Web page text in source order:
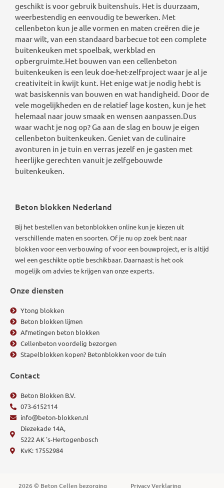
geschikt is voor gebruik buitenshuis. Het is duurzaam,
weerbestendig en eenvoudig te bewerken. Met
cellenbeton kun je alle vormen en maten creëren die je
maar wilt, van een standaard barbecue tot een complete
buitenkeuken met spoelbak, werkblad en
opbergruimte.Het bouwen van een cellenbeton
buitenkeuken is een leuk doe-het-zelfproject waar je al je
creativiteit in kwijt kunt. Het enige wat je nodig hebt is
wat basiskennis van bouwen en wat handigheid. Door de
vele mogelijkheden en de relatief lage kosten, kun je het
helemaal naar jouw smaak en wensen aanpassen.Dus
waar wacht je nog op? Ga aan de slag en bouw je eigen
cellenbeton buitenkeuken. Geniet van de culinaire
avonturen in je tuin en verras jezelf en je gasten met
heerlijke gerechten vanuit je zelfgebouwde
buitenkeuken.
Beton blokken Nederland
Bij het bestellen van betonblokken online kun je kiezen uit
verschillende maten en soorten. Of je nu op zoek bent naar
blokken voor een verbouwing of voor een bouwproject, er is altijd
wel een geschikte optie beschikbaar. Daarnaast is het ook
mogelijk om advies te krijgen van onze experts.
Onze diensten
Ytong blokken
Beton blokken lijmen
Afmetingen beton blokken
Cellenbeton voordelig bezorgen
Stapelblokken kopen? Betonblokken voor de tuin
Contact
Beton Blokken B.V.
073-6152114
info@beton-blokken.nl
Diezekade 14A,
5222 AK 's-Hertogenbosch
KvK: 17552984
2026 © Beton Cellen bezorging Privacy Verklaring